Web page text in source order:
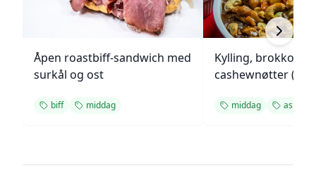
Åpen roastbiff-sandwich med
surkål og ost
biff middag
Kylling, brokkoli og
cashewnøtter
middag asiatisk